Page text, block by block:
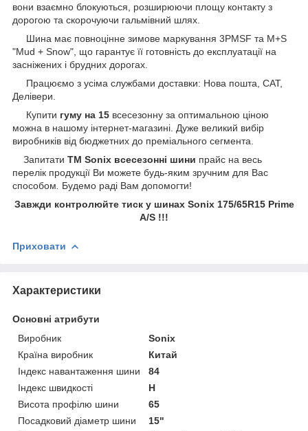
вони взаємно блокуються, розширюючи площу контакту з
дорогою та скорочуючи гальмівний шлях.
Шина має повноцінне зимове маркування 3PMSF та M+S
"Mud + Snow", що гарантує її готовність до експлуатації на
засніжених і брудних дорогах.
Працюємо з усіма службами доставки: Нова пошта, САТ,
Делівери.
Купити гуму на 15 всесезонну за оптимальною ціною
можна в нашому інтернет-магазині. Дуже великий вибір
виробників від бюджетних до преміального сегмента.
Запитати ТМ Sonix всесезонні шини прайс на весь
перелік продукції Ви можете будь-яким зручним для Вас
способом
Будемо раді Вам допомогти!
Завжди контролюйте тиск у шинах Sonix 175/65R15 Prime
A/S !!!
Приховати
Характеристики
Основні атрибути
Виробник
Sonix
Країна виробник
Китай
Індекс навантаження шини
84
Індекс швидкості
H
Висота профілю шини
65
Посадковий діаметр шини
15"